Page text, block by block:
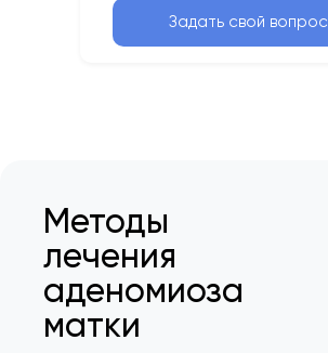
Задать свой вопрос
Методы
лечения
аденомиоза
матки